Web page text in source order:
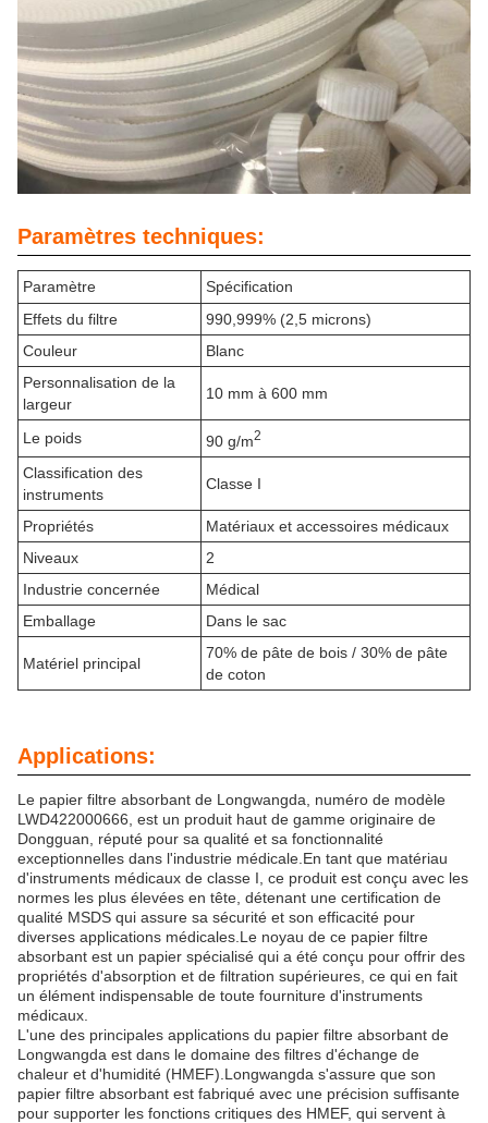
Paramètres techniques:
Paramètre
Spécification
Effets du filtre
990,999% (2,5 microns)
Couleur
Blanc
Personnalisation de la
largeur
10 mm à 600 mm
Le poids 90 g/m2
Classification des
instruments
Classe I
Propriétés
Matériaux et accessoires médicaux
Niveaux
2
Industrie concernée
Médical
Emballage
Dans le sac
Matériel principal
70% de pâte de bois / 30% de pâte
de coton
Applications:
Le papier filtre absorbant de Longwangda, numéro de modèle
LWD422000666, est un produit haut de gamme originaire de
Dongguan, réputé pour sa qualité et sa fonctionnalité
exceptionnelles dans l'industrie médicale.En tant que matériau
d'instruments médicaux de classe I, ce produit est conçu avec les
normes les plus élevées en tête, détenant une certification de
qualité MSDS qui assure sa sécurité et son efficacité pour
diverses applications médicales.Le noyau de ce papier filtre
absorbant est un papier spécialisé qui a été conçu pour offrir des
propriétés d'absorption et de filtration supérieures, ce qui en fait
un élément indispensable de toute fourniture d'instruments
médicaux.
L'une des principales applications du papier filtre absorbant de
Longwangda est dans le domaine des filtres d'échange de
chaleur et d'humidité (HMEF).Longwangda s'assure que son
papier filtre absorbant est fabriqué avec une précision suffisante
pour supporter les fonctions critiques des HMEF, qui servent à